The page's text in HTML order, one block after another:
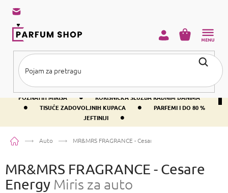
sadržaj
BESPLATNA DOSTAVA IZNAD PRIBLIŽNO 37 € •
400+ SVJETSKI
POZNATIH MIRISA
• KORISNIČKA SLUŽBA RADNIM DANIMA
• TISUĆE ZADOVOLJNIH KUPACA •
PARFEMI I DO 80 %
JEFTINIJI
•
KOŠARICA
PočetnaAuto MR&MRS FRAGRANCE - Cesare Energy
MR&MRS FRAGRANCE - Cesare
Energy Miris za auto